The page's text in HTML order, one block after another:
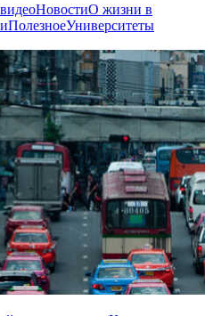
НовостиО жизни в
ПолезноеУниверситеты